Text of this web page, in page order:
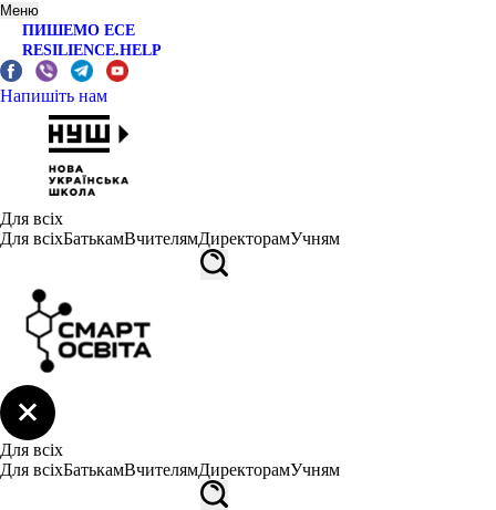
Меню
ПИШЕМО ЕСЕ
RESILIENCE.HELP
Напишіть нам
Для всіх
Для всіхБатькамВчителямДиректорамУчням
Для всіх
Для всіхБатькамВчителямДиректорамУчням